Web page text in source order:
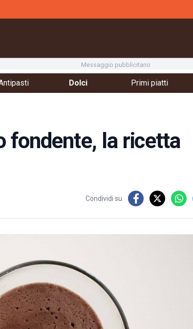
Messaggio pubblicitario
Dolci Primi piatti
fondente, la ricetta
Condividi su